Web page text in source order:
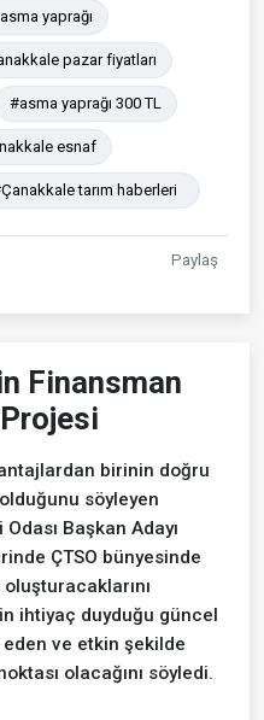
yaprağı
pazar fiyatları
#asma yaprağı 300 TL
esnaf
tarım haberleri
Paylaş
Finansman
birinin doğru
söyleyen
Başkan Adayı
ÇTSO bünyesinde
ihtiyaç duyduğu güncel
ve etkin şekilde
olacağını söyledi.